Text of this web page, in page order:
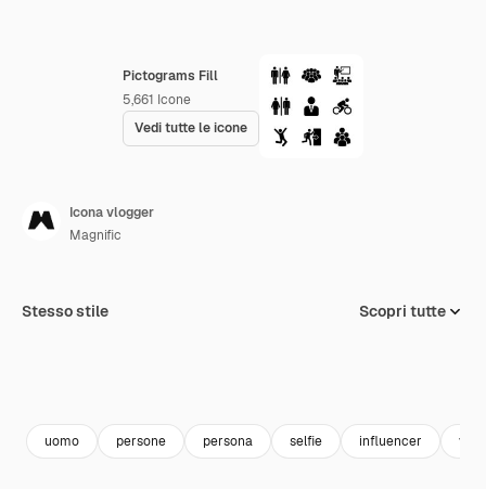
Pictograms Fill
5,661 Icone
Vedi tutte le icone
Icona vlogger
Magnific
Stesso stile Scopri tutte
uomo persone persona selfie influencer